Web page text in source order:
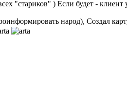
"стариков" ) Если будет -
народ), Создал